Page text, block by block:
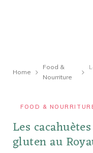
Home
Food &
Nourriture
FOOD &
Les
gluten au